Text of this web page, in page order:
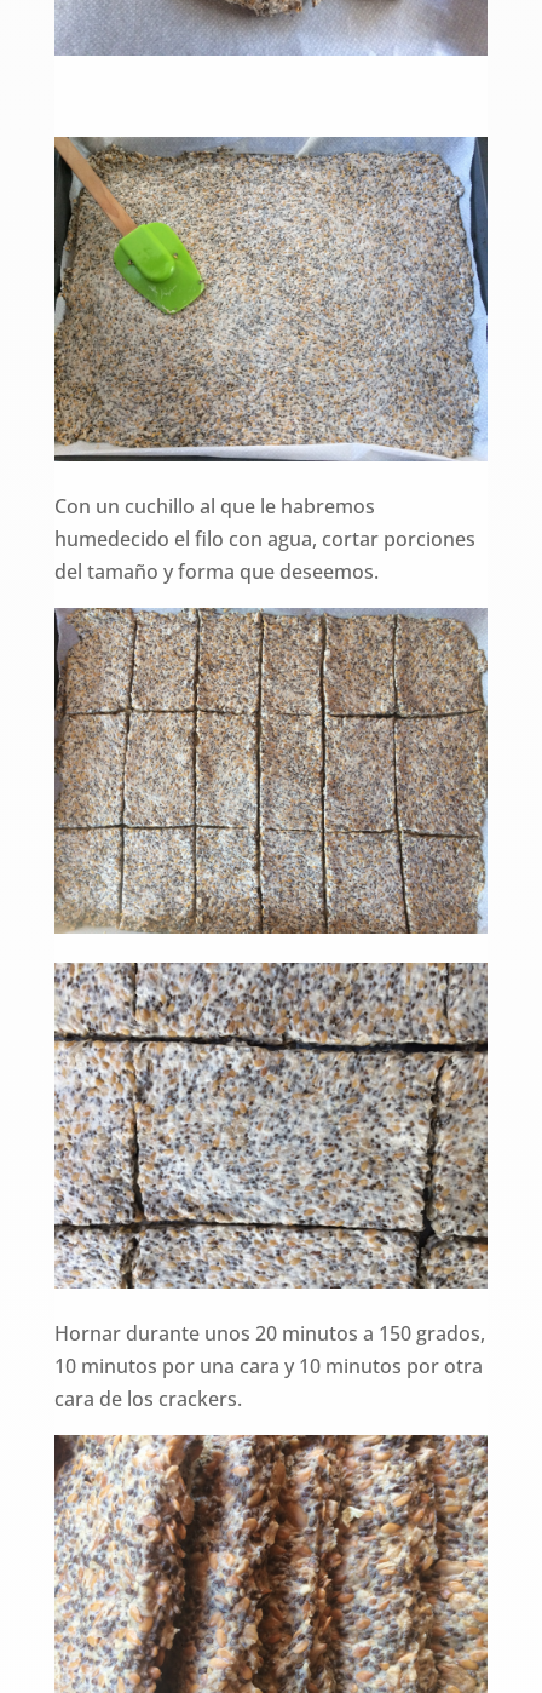
Con un cuchillo al que le habremos
humedecido el filo con agua, cortar porciones
del tamaño y forma que deseemos.
Hornar durante unos 20 minutos a 150 grados,
10 minutos por una cara y 10 minutos por otra
cara de los crackers.